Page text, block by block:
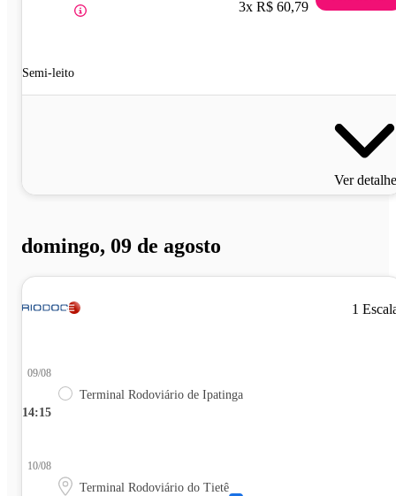
Semi-leito
3x R$ 60,79
Ver
domingo, 09 de agosto
1
14:15
09/08
Terminal Rodoviário de Ipatinga
10/08
Terminal Rodoviário do Tietê